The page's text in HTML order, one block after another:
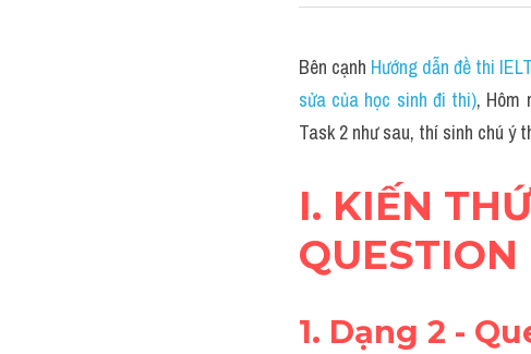
Bên cạnh Hướng dẫn đề thi
sửa của học sinh đi thi), Hôm
Task 2 như sau, thí sinh chú ý
I. KIẾN
QUESTION
1. Dạng 2 -